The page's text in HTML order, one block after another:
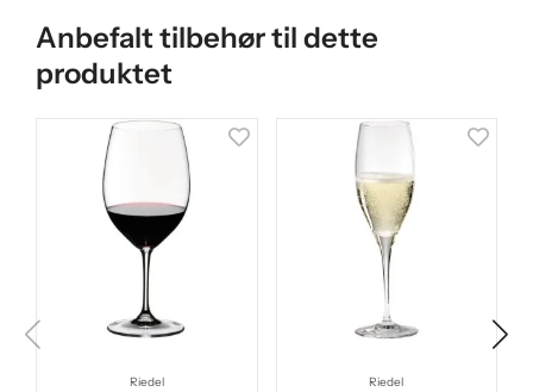
Anbefalt tilbehør til dette
produktet
Riedel Riedel